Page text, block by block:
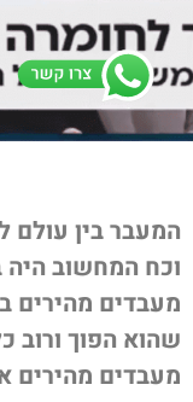
מהירים
הפוך ורוב
מהירים